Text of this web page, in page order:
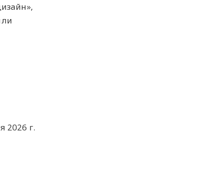
2026 г.